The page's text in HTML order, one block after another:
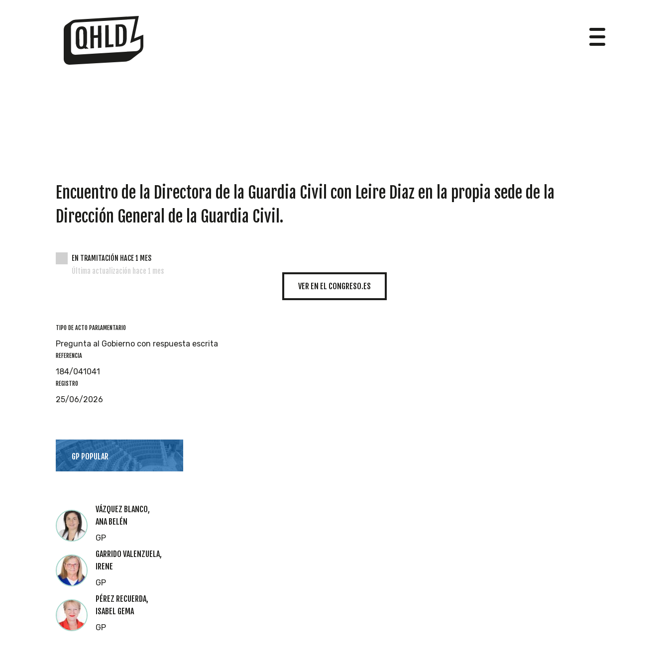
TEMÁTICAS
Encuentro de la Directora de la Guardia Civil con Leire Diaz en la propia sede de la
Dirección General de la Guardia Civil.
EN TRAMITACIÓN HACE 1 MES
Última actualización hace 1 mes
VER EN EL CONGRESO.ES
TIPO DE ACTO PARLAMENTARIO
Pregunta al Gobierno con respuesta escrita
REFERENCIA
184/041041
REGISTRO
25/06/2026
GP POPULAR
VÁZQUEZ BLANCO,
ANA BELÉN
GP
GARRIDO VALENZUELA,
IRENE
GP
PÉREZ RECUERDA,
ISABEL GEMA
GP